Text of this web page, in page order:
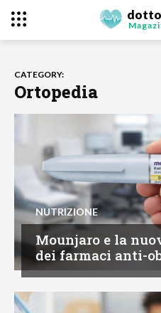
CATEGORY:
Ortopedia
NUTRIZIONE
Mounjaro e la
dei farmaci anti-